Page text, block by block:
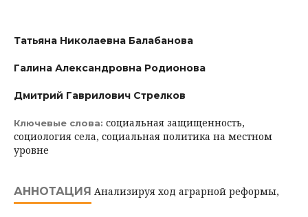
Татьяна Николаевна Балабанова
Галина Александровна Родионова
Дмитрий Гаврилович Стрелков
Ключевые слова: социальная защищенность,
социология села, социальная политика на местном
уровне
АННОТАЦИЯ Анализируя ход аграрной реформы,